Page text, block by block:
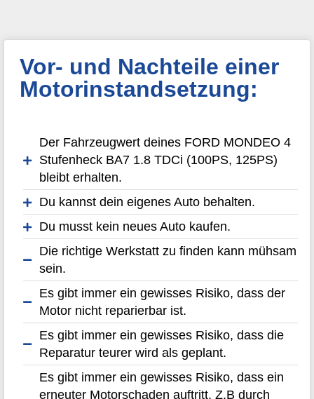
Vor- und Nachteile einer
Motorinstandsetzung:
Der Fahrzeugwert deines FORD MONDEO 4
Stufenheck BA7 1.8 TDCi (100PS, 125PS)
bleibt erhalten.
Du kannst dein eigenes Auto behalten.
Du musst kein neues Auto kaufen.
Die richtige Werkstatt zu finden kann mühsam
sein.
Es gibt immer ein gewisses Risiko, dass der
Motor nicht reparierbar ist.
Es gibt immer ein gewisses Risiko, dass die
Reparatur teurer wird als geplant.
Es gibt immer ein gewisses Risiko, dass ein
erneuter Motorschaden auftritt. Z.B durch